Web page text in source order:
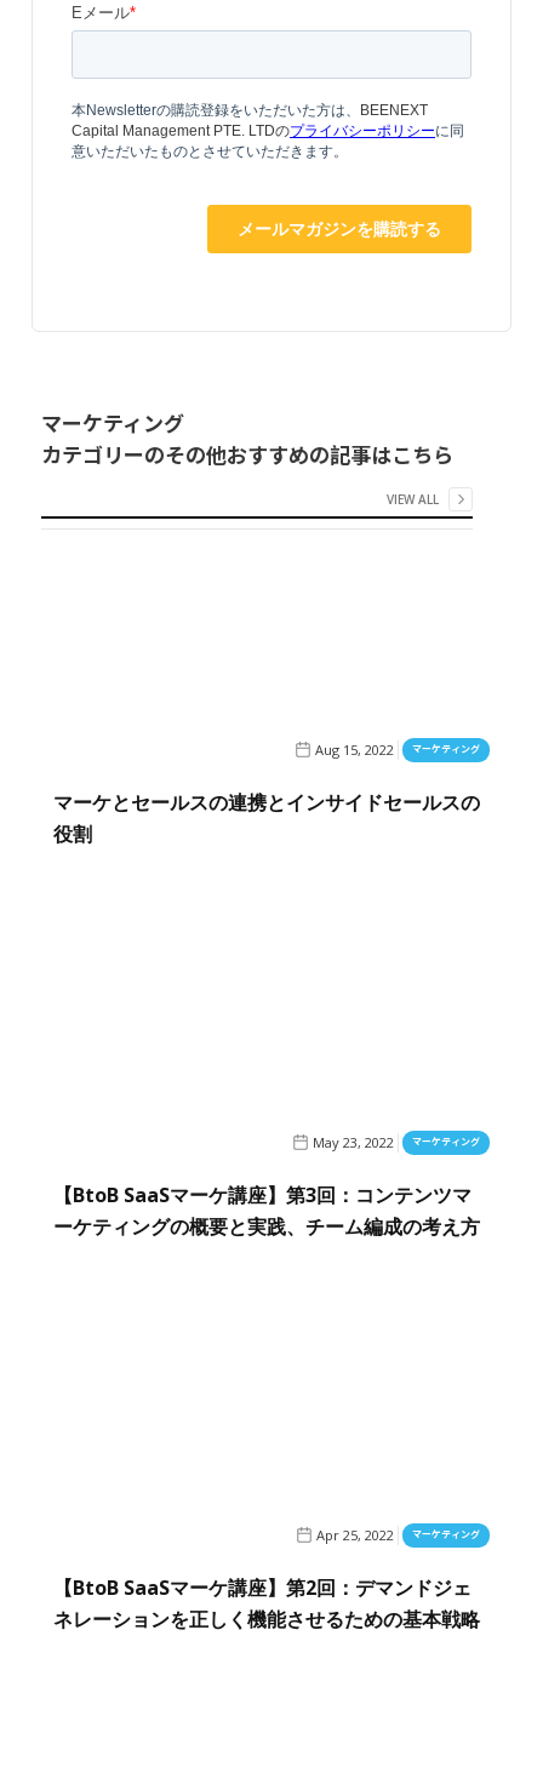
マーケティング
カテゴリーのその他おすすめの記事はこちら
VIEW ALL
Aug 15, 2022 マーケティング
マーケとセールスの連携とインサイドセールスの
役割
May 23, 2022 マーケティング
【BtoB SaaSマーケ講座】第3回：コンテンツマ
ーケティングの概要と実践、チーム編成の考え方
Apr 25, 2022 マーケティング
【BtoB SaaSマーケ講座】第2回：デマンドジェ
ネレーションを正しく機能させるための基本戦略